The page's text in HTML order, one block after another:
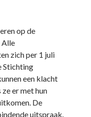
op de
zich per 1 juli
Stichting
een klacht
er met hun
De
uitspraak.